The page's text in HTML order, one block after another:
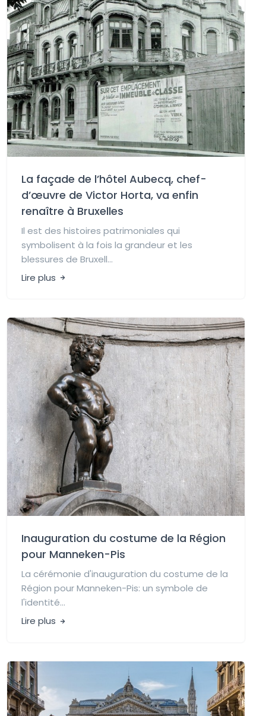
La façade de l’hôtel Aubecq, chef-
d’œuvre de Victor Horta, va enfin
renaître à Bruxelles
Il est des histoires patrimoniales qui
symbolisent à la fois la grandeur et les
blessures de Bruxell...
Lire plus
Inauguration du costume de la Région
pour Manneken-Pis
La cérémonie d'inauguration du costume de la
Région pour Manneken-Pis: un symbole de
l'identité...
Lire plus